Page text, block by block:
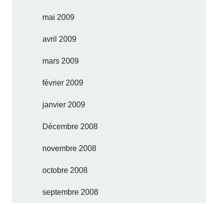
mai 2009
avril 2009
mars 2009
février 2009
janvier 2009
Décembre 2008
novembre 2008
octobre 2008
septembre 2008